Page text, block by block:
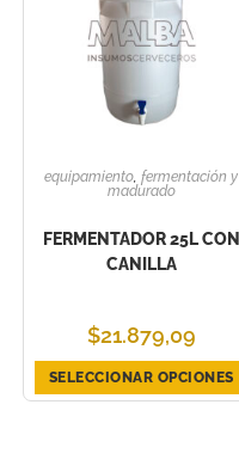
equipamiento,fermentación y
madurado
FERMENTADOR 25L CON
CANILLA
$21.879,09
SELECCIONAR OPCIONES